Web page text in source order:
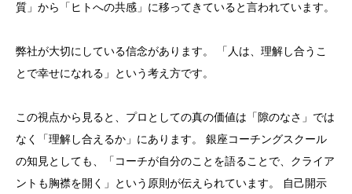
質」から「ヒトへの共感」に移ってきていると言われています。
弊社が大切にしている信念があります。 「人は、理解し合うこ
とで幸せになれる」という考え方です。
この視点から見ると、プロとしての真の価値は「隙のなさ」では
なく「理解し合えるか」にあります。 銀座コーチングスクール
の知見としても、「コーチが自分のことを語ることで、クライア
ントも胸襟を開く」という原則が伝えられています。 自己開示